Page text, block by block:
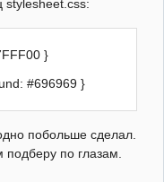
stylesheet.css:
}
#696969 }
побольше сделал.
по глазам.